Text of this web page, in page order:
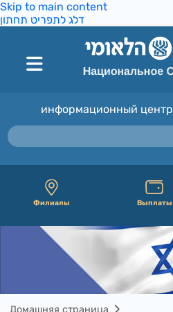
Skip to main content
דלג לתפריט תחתון
информационный центр
Филиалы Выплаты